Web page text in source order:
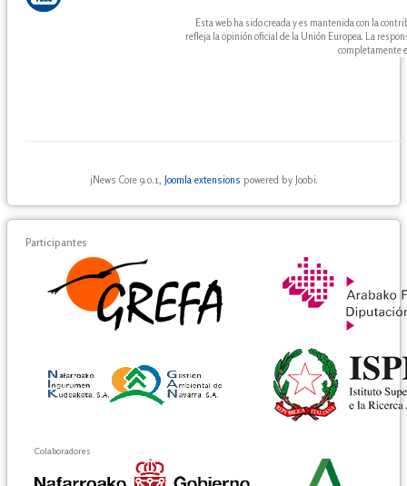
Esta web ha sido creada y es mantenida con la
refleja la opinión oficial de la Unión Europea. La
completamente
jNews Core 9.0.1, Joomla extensions powered by Joobi.
Participantes
Colaboradores